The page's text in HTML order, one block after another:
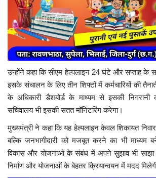
उन्होंने कहा कि सीएम हेल्पलाइन 24 घंटे और सप्ताह के
इसके संचालन के लिए तीन शिफ्टों में कर्मचारियों की
के अधिकारी डैशबोर्ड के माध्यम से इसकी
सचिवालय भी इसकी सतत मॉनिटरिंग करेगा।
मुख्यमंत्री ने कहा कि यह हेल्पलाइन केवल शिकायत
बल्कि जनभागीदारी को मजबूत करने का भी माध्यम
विकास और योजनाओं के संबंध में अपने सुझाव भी
निर्माण और योजनाओं के बेहतर क्रियान्वयन में मदद